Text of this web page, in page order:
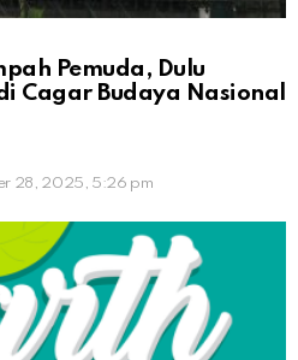
Pemuda, Dulu
Cagar Budaya Nasional
28, 2025, 5:26 pm